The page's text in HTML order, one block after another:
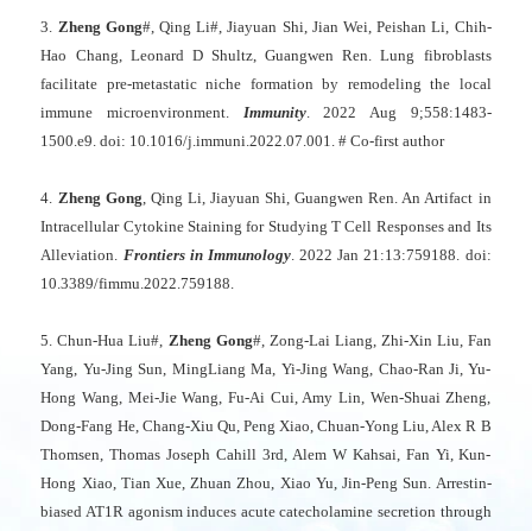
3. Zheng Gong#, Qing Li#, Jiayuan Shi, Jian Wei, Peishan Li, Chih-
Hao Chang, Leonard D Shultz, Guangwen Ren. Lung fibroblasts
facilitate pre-metastatic niche formation by remodeling the local
immune microenvironment. Immunity. 2022 Aug 9;558:1483-
1500.e9. doi: 10.1016/j.immuni.2022.07.001. # Co-first author
4. Zheng Gong, Qing Li, Jiayuan Shi, Guangwen Ren. An Artifact in
Intracellular Cytokine Staining for Studying T Cell Responses and Its
Alleviation. Frontiers in Immunology. 2022 Jan 21:13:759188. doi:
10.3389/fimmu.2022.759188.
5. Chun-Hua Liu#, Zheng Gong#, Zong-Lai Liang, Zhi-Xin Liu, Fan
Yang, Yu-Jing Sun, MingLiang Ma, Yi-Jing Wang, Chao-Ran Ji, Yu-
Hong Wang, Mei-Jie Wang, Fu-Ai Cui, Amy Lin, Wen-Shuai Zheng,
Dong-Fang He, Chang-Xiu Qu, Peng Xiao, Chuan-Yong Liu, Alex R B
Thomsen, Thomas Joseph Cahill 3rd, Alem W Kahsai, Fan Yi, Kun-
Hong Xiao, Tian Xue, Zhuan Zhou, Xiao Yu, Jin-Peng Sun. Arrestin-
biased AT1R agonism induces acute catecholamine secretion through